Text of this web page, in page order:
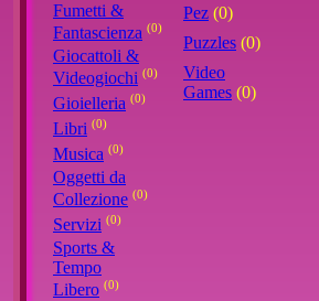
Fumetti &
Fantascienza (0)
Giocattoli &
Videogiochi (0)
Gioielleria (0)
Libri (0)
Musica (0)
Oggetti da
Collezione (0)
Servizi (0)
Sports &
Tempo
Libero (0)
Pez (0)
Puzzles (0)
Video
Games (0)